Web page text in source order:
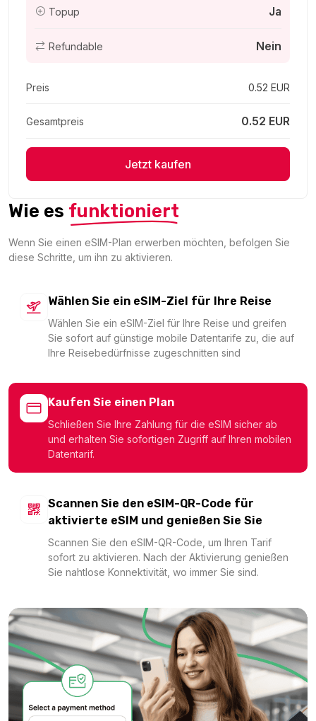
Für 3 Tage
Europe (33 areas) 1GB 7Days
1.11 EUR
France 1GB/Day
1.13 EUR
France 1GB 7Days
Für 7 Tage
1.22 EUR
Europe (33 areas) 1GB/Day FUP1Mbps
Europe(30+ areas) 500MB/Day
Für 1 Tage
1.39 EUR
Topup Ja
Refundable Nein
Preis 0.52 EUR
Gesamtpreis 0.52 EUR
Jetzt kaufen
Wie es funktioniert
Wenn Sie einen eSIM-Plan erwerben möchten, befolgen Sie
diese Schritte, um ihn zu aktivieren.
Wählen Sie ein eSIM-Ziel für Ihre Reise
Wählen Sie ein eSIM-Ziel für Ihre Reise und greifen
Sie sofort auf günstige mobile Datentarife zu, die auf
Ihre Reisebedürfnisse zugeschnitten sind
Kaufen Sie einen Plan
Schließen Sie Ihre Zahlung für die eSIM sicher ab
und erhalten Sie sofortigen Zugriff auf Ihren mobilen
Datentarif.
Scannen Sie den eSIM-QR-Code für
aktivierte eSIM und genießen Sie Sie
Scannen Sie den eSIM-QR-Code, um Ihren Tarif
sofort zu aktivieren. Nach der Aktivierung genießen
Sie nahtlose Konnektivität, wo immer Sie sind.